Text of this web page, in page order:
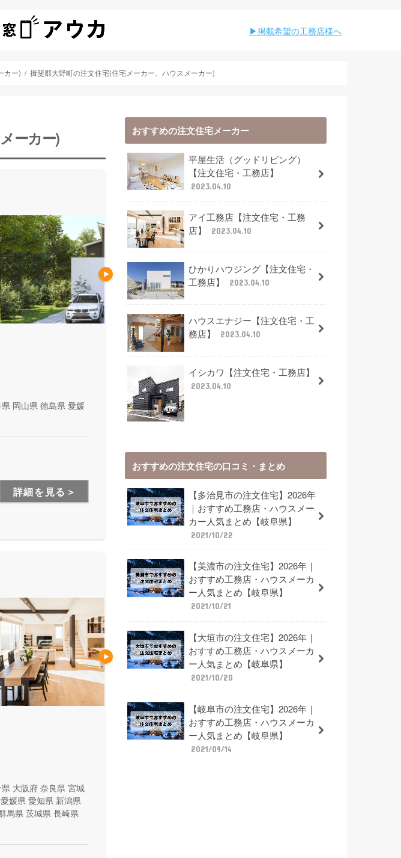
︎︎掲載希望の工務店様へ
カー) 揖斐郡大野町の注文住宅(住宅メーカー、ハウスメーカー)
ーカー)
岡山県 徳島県 愛媛
詳細を見る＞
大阪府 奈良県 宮城
愛媛県 愛知県 新潟県
馬県 茨城県 長崎県
おすすめの注文住宅メーカー
平屋生活（グッドリビング）
【注文住宅・工務店】
2023.04.10
アイ工務店【注文住宅・工務
店】
2023.04.10
ひかりハウジング【注文住宅・
工務店】
2023.04.10
ハウスエナジー【注文住宅・工
務店】
2023.04.10
イシカワ【注文住宅・工務店】
2023.04.10
おすすめの注文住宅の口コミ・まとめ
【多治見市の注文住宅】2026年
｜おすすめ工務店・ハウスメー
カー人気まとめ【岐阜県】
2021/10/22
【美濃市の注文住宅】2026年｜
おすすめ工務店・ハウスメーカ
ー人気まとめ【岐阜県】
2021/10/21
【大垣市の注文住宅】2026年｜
おすすめ工務店・ハウスメーカ
ー人気まとめ【岐阜県】
2021/10/20
【岐阜市の注文住宅】2026年｜
おすすめ工務店・ハウスメーカ
ー人気まとめ【岐阜県】
2021/09/14